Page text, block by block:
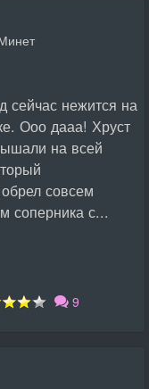
сейчас нежится на
Ооо дааа! Хруст
на всей
совсем
соперника с...
9